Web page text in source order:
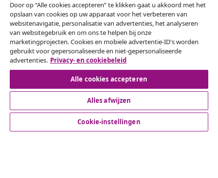
Herroeping van de overeenkomst
Een annulering voor je bestelling indienen
Herroeping van de overeenkomst
Klantenservice
Door op “Alle cookies accepteren” te klikken gaat u akkoord met het
opslaan van cookies op uw apparaat voor het verbeteren van
websitenavigatie, personalisatie van advertenties, het analyseren
van websitegebruik en om ons te helpen bij onze
marketingprojecten. Cookies en mobiele advertentie-ID's worden
gebruikt voor gepersonaliseerde en niet-gepersonaliseerde
advertenties. Privacy- en cookiebeleid
Alle cookies accepteren
Alles afwijzen
Cookie-instellingen